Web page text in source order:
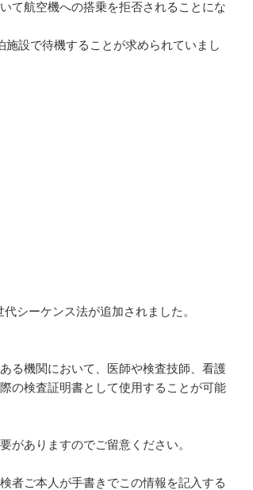
て航空機への搭乗を拒否されることにな
設で待機することが求められていまし
シーケンス法が追加されました。
る機関において、医師や検査技師、看護
の検査証明書として使用することが可能
ありますのでご留意ください。
者ご本人が手書きでこの情報を記入する